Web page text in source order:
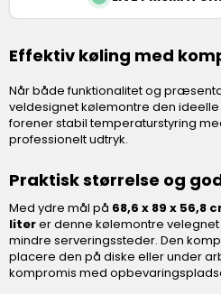
Effektiv køling med
Når både funktionalitet og
veldesignet kølemontre den
forener stabil temperaturstyring
professionelt udtryk.
Praktisk størrelse og
Med ydre mål på 68,6 x 89 x 56,8
literer denne kølemontre
mindre serveringssteder. Den
placere den på diske eller under
kompromis med